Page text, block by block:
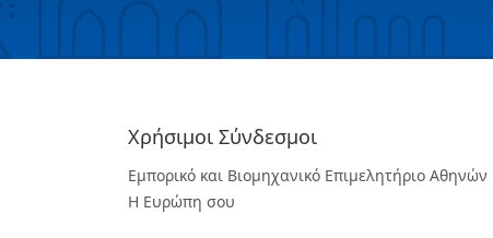
Χρήσιμοι Σύνδεσμοι
Εμπορικό και Βιομηχανικό Επιμελητήριο Αθηνών
Η Ευρώπη σου